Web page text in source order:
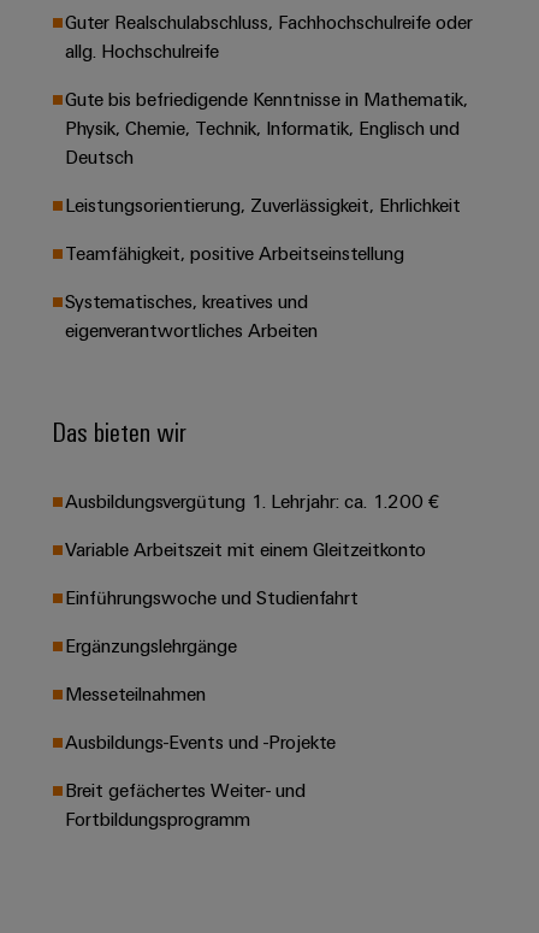
und
Fabrikautomation
Öl
&
Gas
Betrieb
vernetzten
Lösungen
die
Prozessindustrie
Ressourceneffizienz
Lösungen
die
im
Schienenfahrzeuge
Moderne
digitale
Lösungen
für
Industrial
Analytics
Industrial
Automation
IoT
Industrial
Security
Industrial
easyConnect
EZA-
Regler
Gerätehersteller
Leiterplattensteckverbinder
&
Connector
Services
Steuerungen
I/O-
Systeme
Ethernet
Touch-
Panels
Visualisierungstools
und
Metering
Weidmüller
Industrial
Access
&
Cloud-
Trainings
und
PSIRT
Digitale
Bestellmöglichkeiten
eShop
EDI-
SERVICES
IIoT
and
Automation
Solution
Partner
Partner
-
Systemintegratoren
Messen
&
Messen
&
Guter Realschulabschluss, Fachhochschulreife oder
allg. Hochschulreife
Gute bis befriedigende Kenntnisse in Mathematik,
Physik, Chemie, Technik, Informatik, Englisch und
Deutsch
Leistungsorientierung, Zuverlässigkeit, Ehrlichkeit
Teamfähigkeit, positive Arbeitseinstellung
Systematisches, kreatives und
eigenverantwortliches Arbeiten
Das bieten wir
Ausbildungsvergütung 1. Lehrjahr: ca. 1.200 €
Variable Arbeitszeit mit einem Gleitzeitkonto
Einführungswoche und Studienfahrt
Ergänzungslehrgänge
Messeteilnahmen
Ausbildungs-Events und -Projekte
Breit gefächertes Weiter- und
Fortbildungsprogramm